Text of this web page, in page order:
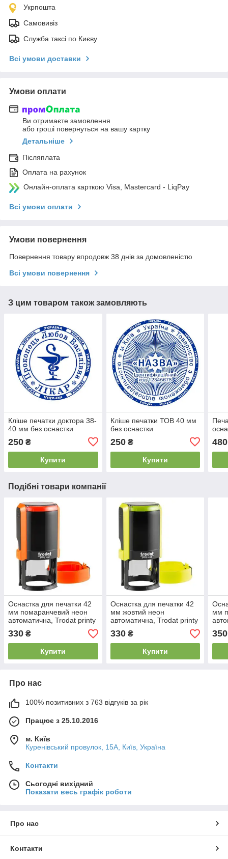
Укрпошта
Самовивіз
Служба таксі по Києву
Всі умови доставки
Умови оплати
Ви отримаєте замовлення
або гроші повернуться на вашу картку
Детальніше
Післяплата
Оплата на рахунок
Онлайн-оплата карткою Visa, Mastercard - LiqPay
Всі умови оплати
Умови повернення
Повернення товару впродовж 38 днів за домовленістю
Всі умови повернення
З цим товаром також замовляють
Кліше печатки доктора 38-
40 мм без оснастки
250 ₴
Купити
Кліше печатки ТОВ 40 мм
без оснастки
250₴
Купити
480
Подібні товари компанії
Оснастка для печатки 42
мм помаранчевий неон
автоматична, Trodat printy
4642
330 ₴
Купити
Оснастка для печатки 42
мм жовтий неон
автоматична, Trodat printy
4642
330₴
Купити
мм
350
Про нас
100% позитивних з 763 відгуків за рік
Працює з 25.10.2016
м. Київ
Куренівський провулок, 15А, Київ, Україна
Контакти
Сьогодні вихідний
Показати весь графік роботи
Про нас
Контакти